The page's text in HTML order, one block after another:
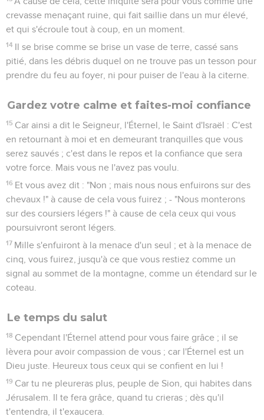
crevasse menaçant ruine, qui fait saillie dans un mur élevé,
et qui s'écroule tout à coup, en un moment.
14 Il se brise comme se brise un vase de terre, cassé sans
pitié, dans les débris duquel on ne trouve pas un tesson pour
prendre du feu au foyer, ni pour puiser de l'eau à la citerne.
Gardez votre calme et faites-moi confiance
15 Car ainsi a dit le Seigneur, l'Éternel, le Saint d'Israël : C'est
en retournant à moi et en demeurant tranquilles que vous
serez sauvés ; c'est dans le repos et la confiance que sera
votre force. Mais vous ne l'avez pas voulu.
16 Et vous avez dit : "Non ; mais nous nous enfuirons sur des
chevaux !" à cause de cela vous fuirez ; - "Nous monterons
sur des coursiers légers !" à cause de cela ceux qui vous
poursuivront seront légers.
17 Mille s'enfuiront à la menace d'un seul ; et à la menace de
cinq, vous fuirez, jusqu'à ce que vous restiez comme un
signal au sommet de la montagne, comme un étendard sur le
coteau.
Le temps du salut
18 Cependant l'Éternel attend pour vous faire grâce ; il se
lèvera pour avoir compassion de vous ; car l'Éternel est un
Dieu juste. Heureux tous ceux qui se confient en lui !
19 Car tu ne pleureras plus, peuple de Sion, qui habites dans
Jérusalem. Il te fera grâce, quand tu crieras ; dès qu'il
t'entendra, il t'exaucera.